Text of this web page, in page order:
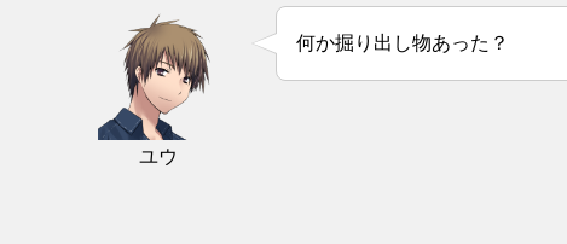
ユウ
何か掘り出し物あった？